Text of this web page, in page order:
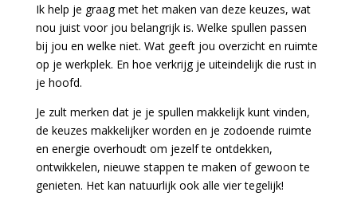
Ik help je graag met het maken van deze keuzes, wat
nou juist voor jou belangrijk is. Welke spullen passen
bij jou en welke niet. Wat geeft jou overzicht en ruimte
op je werkplek. En hoe verkrijg je uiteindelijk die rust in
je hoofd.
Je zult merken dat je je spullen makkelijk kunt vinden,
de keuzes makkelijker worden en je zodoende ruimte
en energie overhoudt om jezelf te ontdekken,
ontwikkelen, nieuwe stappen te maken of gewoon te
genieten. Het kan natuurlijk ook alle vier tegelijk!